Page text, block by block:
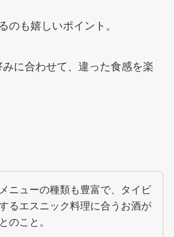
のも嬉しいポイント。
に合わせて、違った食感を楽
ニューの種類も豊富で、タイビ
るエスニック料理に合うお酒が
のこと。